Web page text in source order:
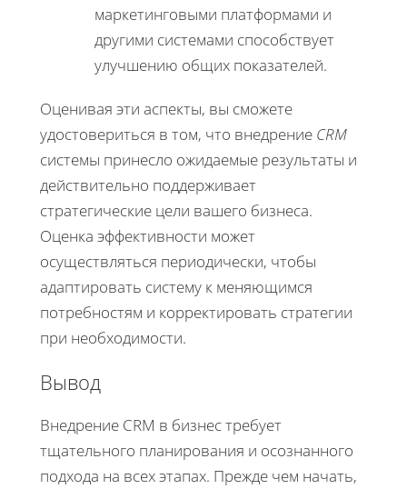
маркетинговыми платформами и
другими системами способствует
улучшению общих показателей.
Оценивая эти аспекты, вы сможете
удостовериться в том, что внедрение CRM
системы принесло ожидаемые результаты и
действительно поддерживает
стратегические цели вашего бизнеса.
Оценка эффективности может
осуществляться периодически, чтобы
адаптировать систему к меняющимся
потребностям и корректировать стратегии
при необходимости.
Вывод
Внедрение CRM в бизнес требует
тщательного планирования и осознанного
подхода на всех этапах. Прежде чем начать,